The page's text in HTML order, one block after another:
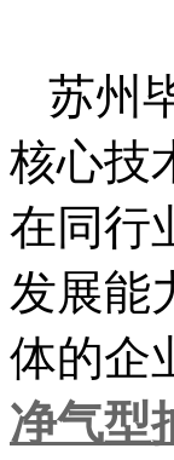
苏州
核心技
在同行
发展能
体的企
净气型